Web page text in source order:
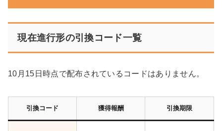
現在進行形の引換コード一覧
10月15日時点で配布されているコードはありません。
引換コード 獲得報酬 引換期限